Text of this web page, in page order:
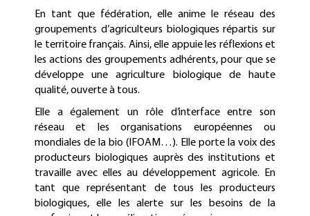
En tant que fédération, elle anime le réseau des
groupements d’agriculteurs biologiques répartis sur
le territoire français. Ainsi, elle appuie les réflexions et
les actions des groupements adhérents, pour que se
développe une agriculture biologique de haute
qualité, ouverte à tous.
Elle a également un rôle d’interface entre son
réseau et les organisations européennes ou
mondiales de la bio (IFOAM…). Elle porte la voix des
producteurs biologiques auprès des institutions et
travaille avec elles au développement agricole. En
tant que représentant de tous les producteurs
biologiques, elle les alerte sur les besoins de la